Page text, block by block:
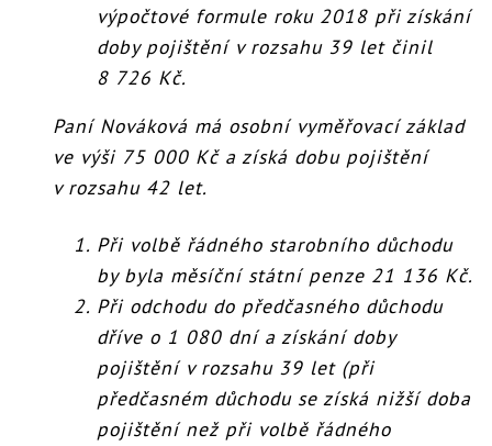
výpočtové formule roku 2018 při získání
doby pojištění v rozsahu 39 let činil
8 726 Kč.
Paní Nováková má osobní vyměřovací základ
ve výši 75 000 Kč a získá dobu pojištění
v rozsahu 42 let.
Při volbě řádného starobního důchodu
by byla měsíční státní penze 21 136 Kč.
Při odchodu do předčasného důchodu
dříve o 1 080 dní a získání doby
pojištění v rozsahu 39 let (při
předčasném důchodu se získá nižší doba
pojištění než při volbě řádného